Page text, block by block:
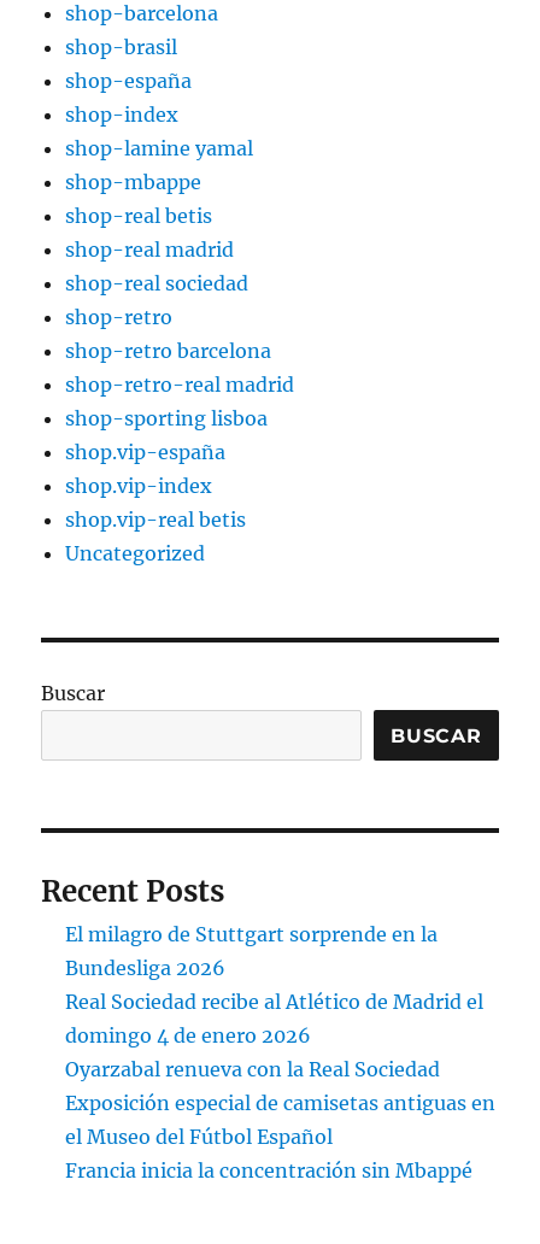
shop-barcelona
shop-brasil
shop-españa
shop-index
shop-lamine yamal
shop-mbappe
shop-real betis
shop-real madrid
shop-real sociedad
shop-retro
shop-retro barcelona
shop-retro-real madrid
shop-sporting lisboa
shop.vip-españa
shop.vip-index
shop.vip-real betis
Uncategorized
Buscar
BUSCAR
Recent Posts
El milagro de Stuttgart sorprende en la
Bundesliga 2026
Real Sociedad recibe al Atlético de Madrid el
domingo 4 de enero 2026
Oyarzabal renueva con la Real Sociedad
Exposición especial de camisetas antiguas en
el Museo del Fútbol Español
Francia inicia la concentración sin Mbappé